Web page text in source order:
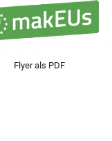
Flyer als PDF